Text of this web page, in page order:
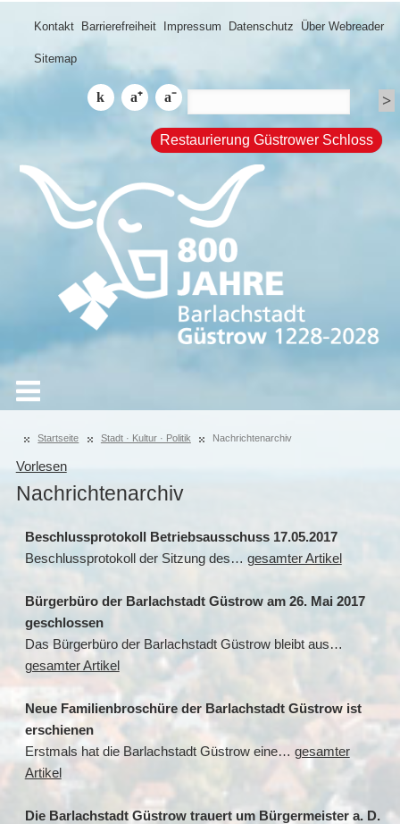
Kontakt Barrierefreiheit Impressum Datenschutz Über Webreader
Sitemap
Restaurierung Güstrower Schloss
Startseite Stadt · Kultur · Politik Nachrichtenarchiv
Vorlesen
Nachrichtenarchiv
Beschlussprotokoll Betriebsausschuss 17.05.2017
Beschlussprotokoll der Sitzung des… gesamter Artikel
Bürgerbüro der Barlachstadt Güstrow am 26. Mai 2017
geschlossen
Das Bürgerbüro der Barlachstadt Güstrow bleibt aus…
gesamter Artikel
Neue Familienbroschüre der Barlachstadt Güstrow ist
erschienen
Erstmals hat die Barlachstadt Güstrow eine… gesamter
Artikel
Die Barlachstadt Güstrow trauert um Bürgermeister a. D.